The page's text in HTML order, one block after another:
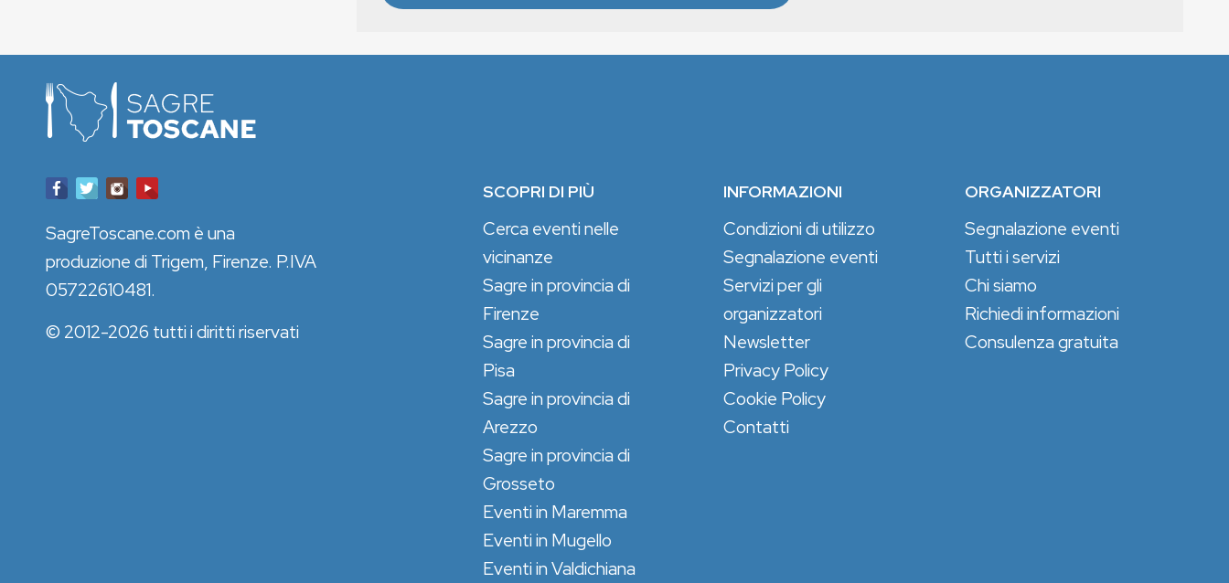
SCOPRI DI PIÙ
Cerca eventi nelle
vicinanze
Sagre in provincia di
Firenze
Sagre in provincia di
Pisa
Sagre in provincia di
Arezzo
Sagre in provincia di
Grosseto
Eventi in Maremma
Eventi in Mugello
Eventi in Valdichiana
INFORMAZIONI
Condizioni di utilizzo
Segnalazione eventi
Servizi per gli
organizzatori
Newsletter
Privacy Policy
Cookie Policy
Contatti
ORGANIZZATORI
Segnalazione eventi
Tutti i servizi
Chi siamo
Richiedi informazioni
Consulenza gratuita
SagreToscane.com è una
produzione di Trigem, Firenze. P.IVA
05722610481.
© 2012-2026 tutti i diritti riservati